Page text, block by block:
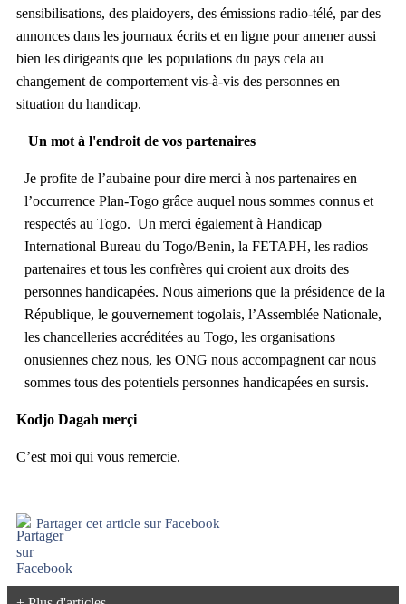
sensibilisations, des plaidoyers, des émissions radio-télé, par des
annonces dans les journaux écrits et en ligne pour amener aussi
bien les dirigeants que les populations du pays cela au
changement de comportement vis-à-vis des personnes en
situation du handicap.
Un mot à l'endroit de vos partenaires
Je profite de l’aubaine pour dire merci à nos partenaires en
l’occurrence Plan-Togo grâce auquel nous sommes connus et
respectés au Togo. Un merci également à Handicap
International Bureau du Togo/Benin, la FETAPH, les radios
partenaires et tous les confrères qui croient aux droits des
personnes handicapées. Nous aimerions que la présidence de la
République, le gouvernement togolais, l’Assemblée Nationale,
les chancelleries accréditées au Togo, les organisations
onusiennes chez nous, les ONG nous accompagnent car nous
sommes tous des potentiels personnes handicapées en sursis.
Kodjo Dagah merçi
C’est moi qui vous remercie.
Partager cet article sur Facebook